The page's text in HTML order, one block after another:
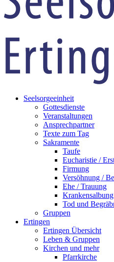
Seelsorgeeinheit
Gottesdienste
Veranstaltungen
Ansprechpartner
Texte zum Tag
Sakramente
Taufe
Eucharistie /
Firmung
Versöhnung /
Ehe / Trauung
Krankensalbung
Tod und
Gruppen
Ertingen
Ertingen Übersicht
Leben & Gruppen
Kirchen und mehr
Pfarrkirche